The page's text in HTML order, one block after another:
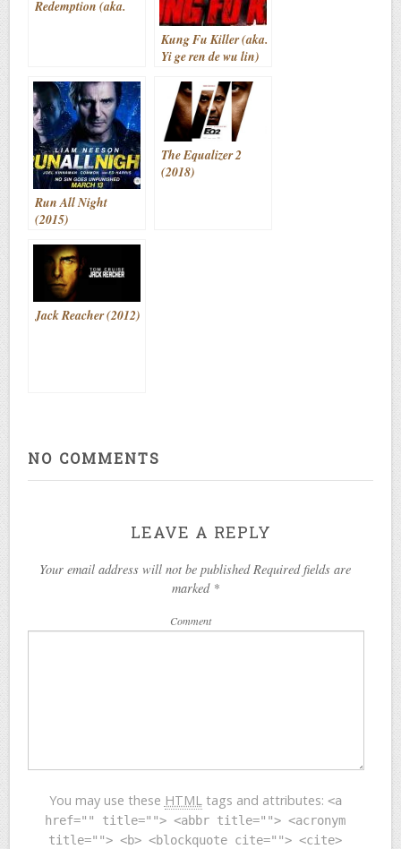
Redemption (aka.
Kung Fu Killer (aka.
Yi ge ren de wu lin)
Run All Night
(2015)
The Equalizer 2
(2018)
Jack Reacher (2012)
NO COMMENTS
LEAVE A REPLY
Your email address will not be published Required fields are
marked *
Comment
You may use these HTMLtags and attributes: <a
href="" title=""> <abbr title=""> <acronym
title=""> <b> <blockquote cite=""> <cite>